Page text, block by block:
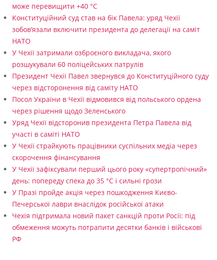
може перевищити +40 °C
Конституційний суд став на бік Павела: уряд Чехії
зобов’язали включити президента до делегації на саміт
НАТО
У Чехії затримали озброєного викладача, якого
розшукували 60 поліцейських патрулів
Президент Чехії Павел звернувся до Конституційного суду
через відсторонення від саміту НАТО
Посол України в Чехії відмовився від польського ордена
через рішення щодо Зеленського
Уряд Чехії відсторонив президента Петра Павела від
участі в саміті НАТО
У Чехії страйкують працівники суспільних медіа через
скорочення фінансування
У Чехії зафіксували перший цього року «супертропічний»
день: попереду спека до 35 °C і сильні грози
У Празі пройде акція через пошкодження Києво-
Печерської лаври внаслідок російської атаки
Чехія підтримала новий пакет санкцій проти Росії: під
обмеження можуть потрапити десятки банків і військові
РФ